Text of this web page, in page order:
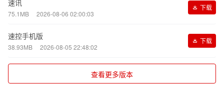
速讯
75.1MB 2026-08-06 02:00:03
下载
速控手机版
38.93MB 2026-08-05 22:48:02
下载
查看更多版本